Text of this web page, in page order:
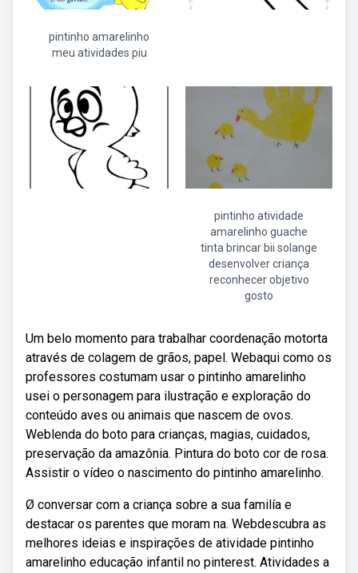
pintinho amarelinho
meu atividades piu
pintinho atividade
amarelinho guache
tinta brincar bii solange
desenvolver criança
reconhecer objetivo
gosto
Um belo momento para trabalhar coordenação motorta
através de colagem de grãos, papel. Webaqui como os
professores costumam usar o pintinho amarelinho
usei o personagem para ilustração e exploração do
conteúdo aves ou animais que nascem de ovos.
Weblenda do boto para crianças, magias, cuidados,
preservação da amazônia. Pintura do boto cor de rosa.
Assistir o vídeo o nascimento do pintinho amarelinho.
Ø conversar com a criança sobre a sua familía e
destacar os parentes que moram na. Webdescubra as
melhores ideias e inspirações de atividade pintinho
amarelinho educação infantil no pinterest. Atividades a